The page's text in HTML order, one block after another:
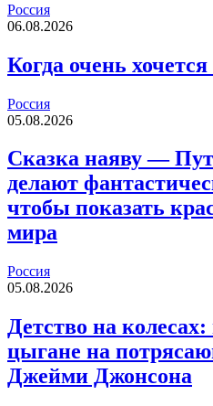
Россия
06.08.2026
Когда очень
Россия
05.08.2026
Сказка наяву —
делают
чтобы показать
мира
Россия
05.08.2026
Детство на
цыгане на
Джейми Джонсона